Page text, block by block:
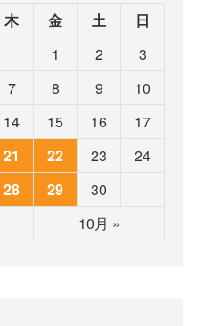
木 金 土 日
10月 »
1 2
3
7 8 9
10
14 15 16
17
21 22 23
24
28 29 30